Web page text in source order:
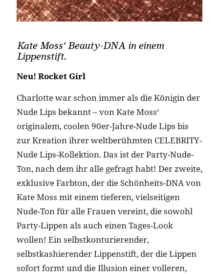
Kate Moss‘ Beauty-DNA in einem
Lippenstift.
Neu! Rocket Girl
Charlotte war schon immer als die Königin der
Nude Lips bekannt – von Kate Moss‘
originalem, coolen 90er-Jahre-Nude Lips bis
zur Kreation ihrer weltberühmten CELEBRITY-
Nude Lips-Kollektion. Das ist der Party-Nude-
Ton, nach dem ihr alle gefragt habt! Der zweite,
exklusive Farbton, der die Schönheits-DNA von
Kate Moss mit einem tieferen, vielseitigen
Nude-Ton für alle Frauen vereint, die sowohl
Party-Lippen als auch einen Tages-Look
wollen! Ein selbstkonturierender,
selbstkashierender Lippenstift, der die Lippen
sofort formt und die Illusion einer volleren,